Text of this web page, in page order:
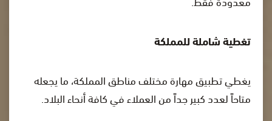
تغطية شاملة للمملكة
يغطي تطبيق مهارة مختلف مناطق المملكة، ما يجعله
متاحاً لعدد كبير جداً من العملاء في كافة أنحاء البلاد.